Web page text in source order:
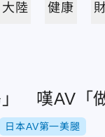
大陸 健康
嘆AV「
日本AV第一美腿